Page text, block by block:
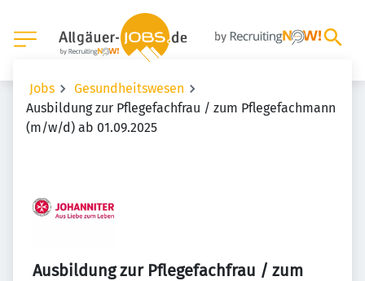
Jobs
Gesundheitswesen
Ausbildung zur Pflegefachfrau / zum Pflegefachmann
(m/w/d) ab 01.09.2025
Ausbildung zur Pflegefachfrau / zum